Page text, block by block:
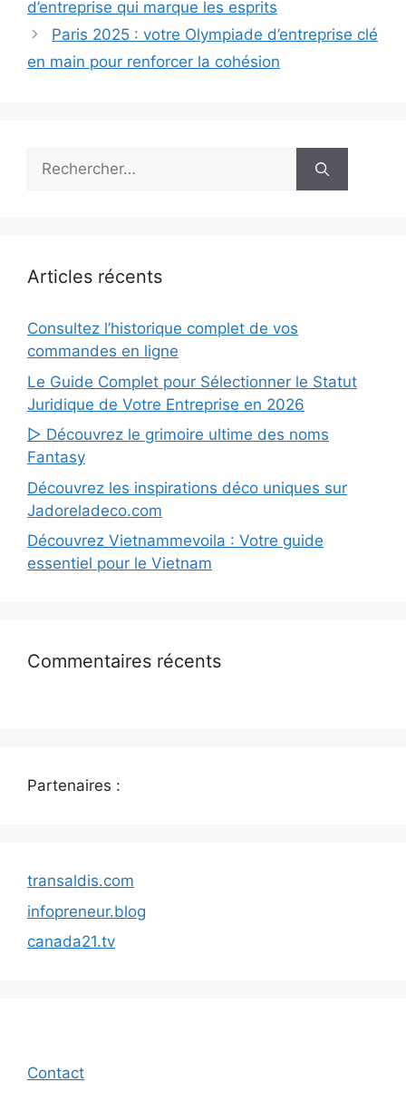
d’entreprise qui marque les esprits
Paris 2025 : votre Olympiade d’entreprise clé
en main pour renforcer la cohésion
Rechercher :
Articles récents
Consultez l’historique complet de vos
commandes en ligne
Le Guide Complet pour Sélectionner le Statut
Juridique de Votre Entreprise en 2026
▷ Découvrez le grimoire ultime des noms
Fantasy
Découvrez les inspirations déco uniques sur
Jadoreladeco.com
Découvrez Vietnammevoila : Votre guide
essentiel pour le Vietnam
Commentaires récents
Partenaires :
transaldis.com
infopreneur.blog
canada21.tv
Contact